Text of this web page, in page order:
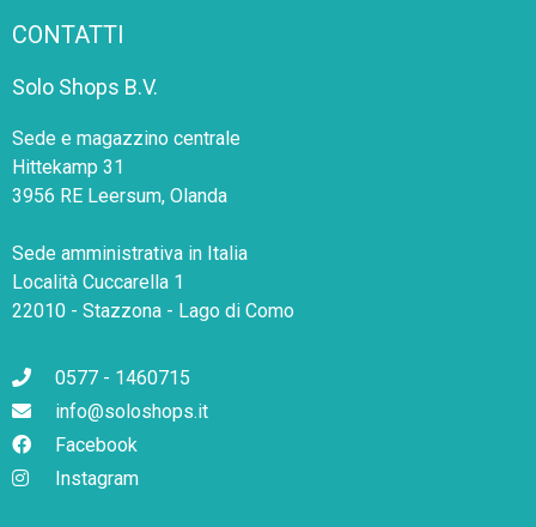
CONTATTI
Solo Shops B.V.
Sede e magazzino centrale
Hittekamp 31
3956 RE Leersum, Olanda
Sede amministrativa in Italia
Località Cuccarella 1
22010 - Stazzona - Lago di Como
0577 - 1460715
info@soloshops.it
Facebook
Instagram